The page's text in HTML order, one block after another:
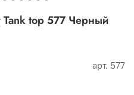
арт. 577
top 577 Черный